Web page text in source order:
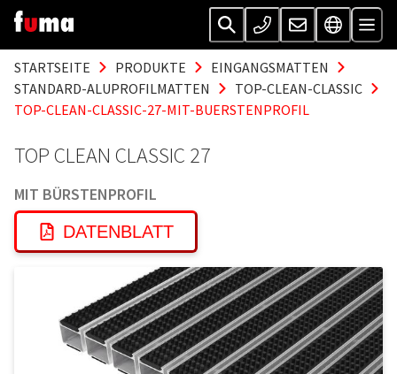
STARTSEITE PRODUKTE
EINGANGSMATTEN
STANDARD-ALUPROFILMATTEN
TOP-CLEAN-CLASSIC
TOP-CLEAN-CLASSIC-27-MIT-BUERSTENPROFIL
TOP CLEAN CLASSIC 27
MIT BÜRSTENPROFIL
DATENBLATT